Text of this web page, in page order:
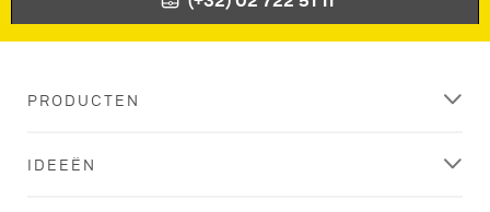
PRODUCTEN
IDEEËN